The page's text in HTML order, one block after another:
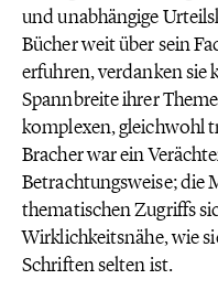
und unabhängige
Bücher weit über sein
erfuhren, verdanken sie
Spannbreite ihrer
komplexen, gleichwohl
Bracher war ein
Betrachtungsweise; die
thematischen Zugriffs
Wirklichkeitsnähe, wie
Schriften selten ist.